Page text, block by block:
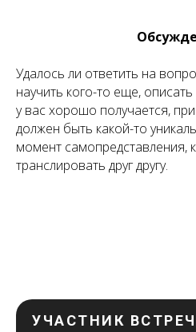
Удалось ли ответить на
научить кого-то еще,
у вас хорошо получается,
должен быть какой-то
момент самопредставления,
транслировать друг другу.
УЧАСТНИК